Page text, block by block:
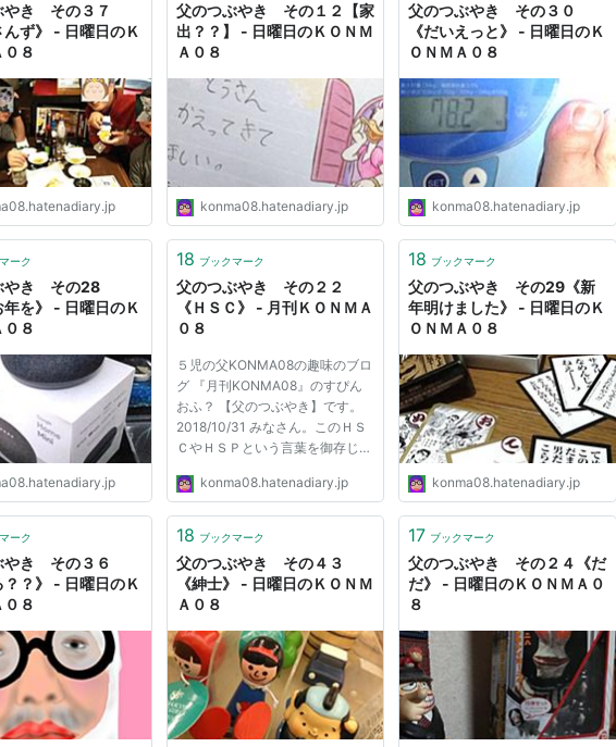
やき その３７
んず》 - 日曜日のＫ
０８
父のつぶやき その１２【家
出？？】 - 日曜日のＫＯＮＭ
Ａ０８
konma08.hatenadiary.jp
父のつぶやき その３０
《だいえっと》 - 日曜日のＫ
ＯＮＭＡ０８
konma08.hatenadiary.jp
ーク
やき その28
年を》 - 日曜日のＫ
０８
18 ブックマーク
父のつぶやき その２２
《ＨＳＣ》 - 月刊ＫＯＮＭＡ
０８
５児の父KONMA08の趣味のブロ
グ 『月刊KONMA08』のすぴん
おふ？ 【父のつぶやき】です。
2018/10/31 みなさん。このＨＳ
ＣやＨＳＰという言葉を御存じで
Sensitive Child ＨＳＰ＝HIghly
感で繊細。感受性の強さと豊かさ
すそう...
konma08.hatenadiary.jp
18 ブックマーク
父のつぶやき その29《新
年明けました》 - 日曜日のＫ
ＯＮＭＡ０８
konma08.hatenadiary.jp
ーク
やき その３６
？？》 - 日曜日のＫ
０８
18 ブックマーク
父のつぶやき その４３
《紳士》 - 日曜日のＫＯＮＭ
Ａ０８
17 ブックマーク
父のつぶやき その２４《だ
だ》 - 日曜日のＫＯＮＭＡ０
８